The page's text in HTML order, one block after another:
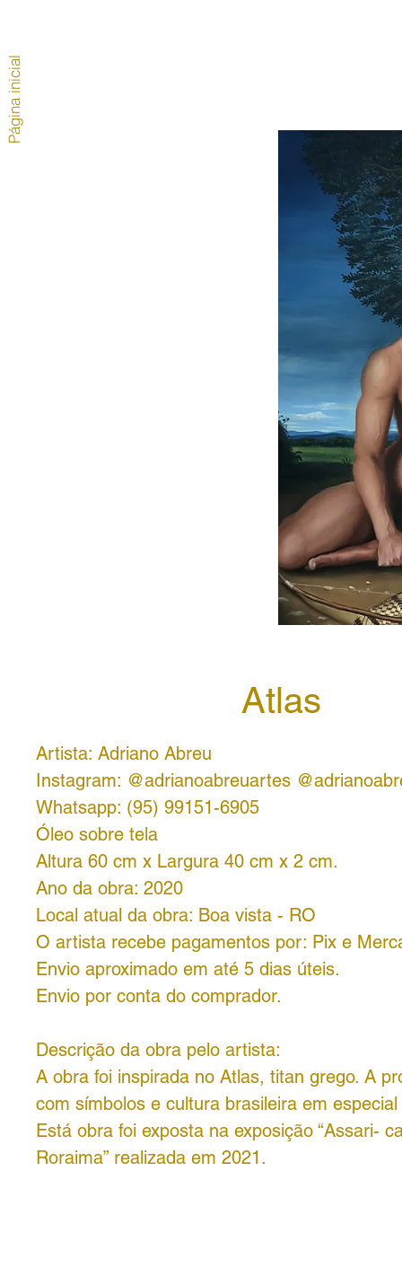
Atlas
Artista: Adriano Abreu
Instagram: @adrianoabreuartes
Whatsapp: (95) 99151-6905
Óleo sobre tela
Altura 60 cm x Largura 40 cm x 2 cm.
Ano da obra: 2020
Local atual da obra: Boa vista - RO
O artista recebe pagamentos por: Pix e
Envio aproximado em até 5 dias úteis.
Envio por conta do comprador.
Descrição da obra pelo artista:
A obra foi inspirada no Atlas, titan grego. A
com símbolos e cultura brasileira em
Está obra foi exposta na exposição “Assari-
Roraima” realizada em 2021.
Página inicial